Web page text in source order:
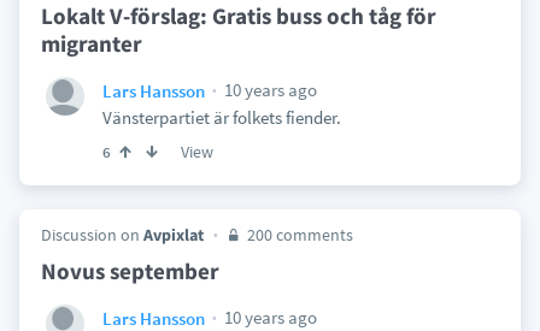
Lokalt V-förslag: Gratis buss och tåg för
migranter
Lars Hansson
10 years ago
Vänsterpartiet är folkets fiender.
6 View
Discussion on Avpixlat 200 comments
Novus september
Lars Hansson
10 years ago